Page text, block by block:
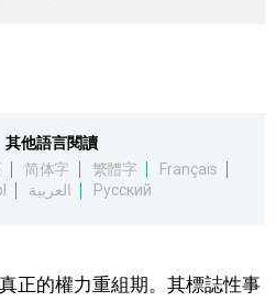
其他語言閱讀
简体字 繁體字
Français
العربية Русский
正的權力重組期。其標誌性事